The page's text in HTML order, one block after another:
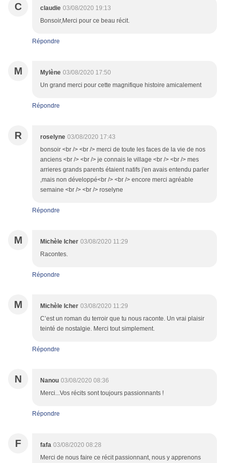
C claudie 03/08/2020 19:13
Bonsoir,Merci pour ce beau récit.
Répondre
M Mylène 03/08/2020 17:50
Un grand merci pour cette magnifique histoire amicalement
Répondre
R roselyne 03/08/2020 17:43
bonsoir <br /> <br /> merci de toute les faces de la vie de nos
anciens <br /> <br /> je connais le village <br /> <br /> mes
arrieres grands parents étaient natifs j'en avais entendu parler
,mais non développé<br /> <br /> encore merci agréable
semaine <br /> <br /> roselyne
Répondre
M Michèle Icher 03/08/2020 11:29
Racontes.
Répondre
M Michèle Icher 03/08/2020 11:29
C’est un roman du terroir que tu nous raconte. Un vrai plaisir
teinté de nostalgie. Merci tout simplement.
Répondre
N Nanou 03/08/2020 08:36
Merci...Vos récits sont toujours passionnants !
Répondre
F fafa 03/08/2020 08:28
Merci de nous faire ce récit passionnant, nous y apprenons